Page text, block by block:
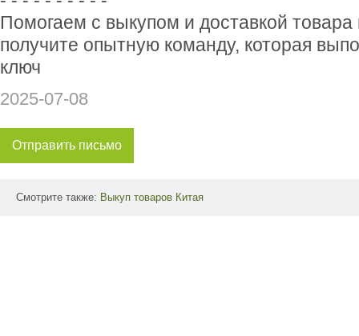
Помогаем с выкупом и доставкой
получите опытную команду, которая
ключ
2025-07-08
Отправить письмо
Смотрите также: Выкуп товаров Китая